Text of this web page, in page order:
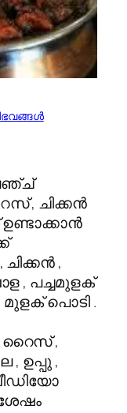
, ചിക്കന്‍
,
, പച്ചമുളക്
മുളക് പൊടി .
റൈസ് ,
, ഉപ്പു ,